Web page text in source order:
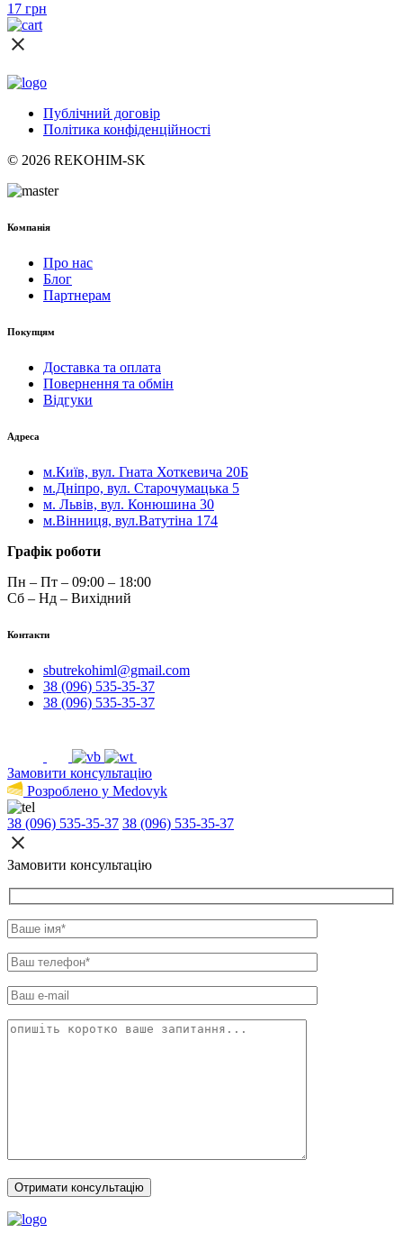
17 грн
Публічний договір
Політика конфіденційності
© 2026 REKOHIM-SK
Компанія
Про нас
Блог
Партнерам
Покупцям
Доставка та оплата
Повернення та обмін
Відгуки
Адреса
м.Київ, вул. Гната Хоткевича 20Б
м.Дніпро, вул. Старочумацька 5
м. Львів, вул. Конюшина 30
м.Вінниця, вул.Ватутіна 174
Графік роботи
Пн – Пт – 09:00 – 18:00
Сб – Нд – Вихідний
Контакти
sbutrekohiml@gmail.com
38 (096) 535-35-37
38 (096) 535-35-37
Замовити консультацію
Розроблено у Medovyk
38 (096) 535-35-37 38 (096) 535-35-37
Замовити консультацію